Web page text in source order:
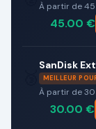
À partir de
45.00 €
SanDisk
MEILLEUR
À partir de
30.00 €